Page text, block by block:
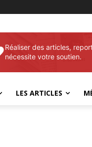
Réaliser des articles,
nécessite votre soutien.
LES ARTICLES